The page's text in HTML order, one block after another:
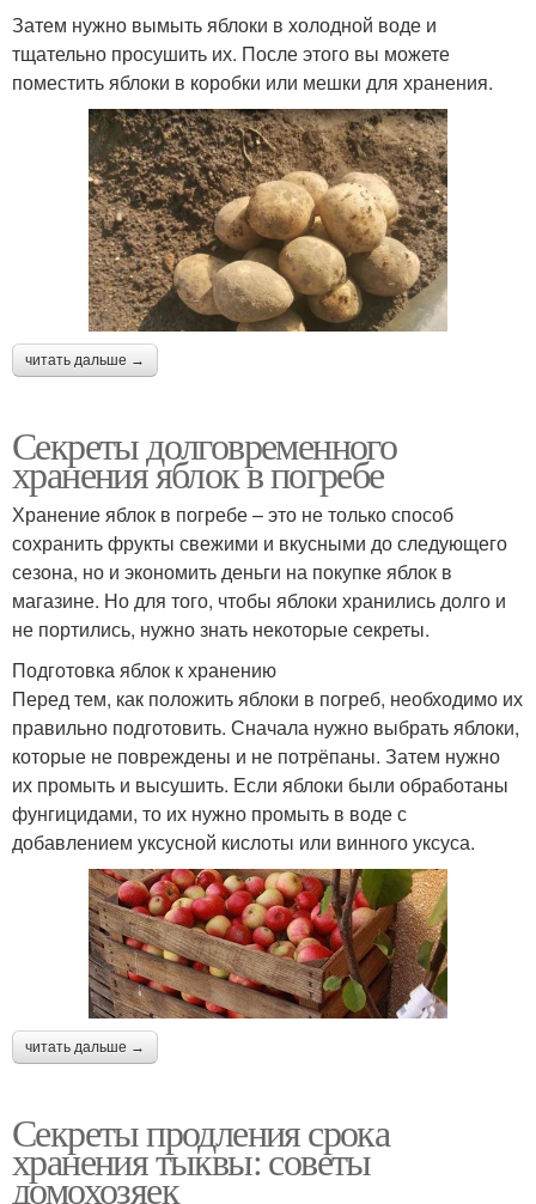
Затем нужно вымыть яблоки в холодной воде и
тщательно просушить их. После этого вы можете
поместить яблоки в коробки или мешки для хранения.
читать дальше →
Секреты долговременного
хранения яблок в погребе
Хранение яблок в погребе – это не только способ
сохранить фрукты свежими и вкусными до следующего
сезона, но и экономить деньги на покупке яблок в
магазине. Но для того, чтобы яблоки хранились долго и
не портились, нужно знать некоторые секреты.
Подготовка яблок к хранению
Перед тем, как положить яблоки в погреб, необходимо их
правильно подготовить. Сначала нужно выбрать яблоки,
которые не повреждены и не потрёпаны. Затем нужно
их промыть и высушить. Если яблоки были обработаны
фунгицидами, то их нужно промыть в воде с
добавлением уксусной кислоты или винного уксуса.
читать дальше →
Секреты продления срока
хранения тыквы: советы
домохозяек